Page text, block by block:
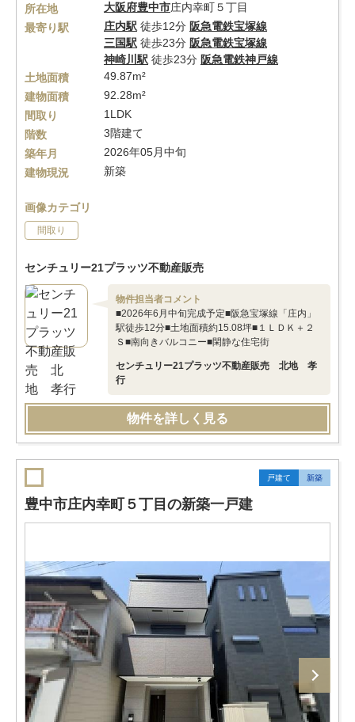
所在地 大阪府豊中市庄内幸町５丁目
最寄り駅
庄内駅 徒歩12分 阪急電鉄宝塚線
三国駅 徒歩23分 阪急電鉄宝塚線
神崎川駅 徒歩23分 阪急電鉄神戸線
土地面積
49.87m²
建物面積
92.28m²
間取り
1LDK
階数
3階建て
築年月
2026年05月中旬
建物現況
新築
画像カテゴリ
間取り
センチュリー21プラッツ不動産販売
物件担当者コメント
■2026年6月中旬完成予定■阪急宝塚線「庄内」
駅徒歩12分■土地面積約15.08坪■１ＬＤＫ＋２
Ｓ■南向きバルコニー■閑静な住宅街
センチュリー21プラッツ不動産販売 北地 孝
行
物件を詳しく見る
戸建て 新築
豊中市庄内幸町５丁目の新築一戸建